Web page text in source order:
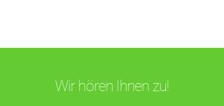
Wir hören Ihnen zu!